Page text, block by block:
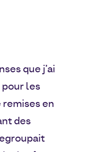
que j’ai
les
en
des